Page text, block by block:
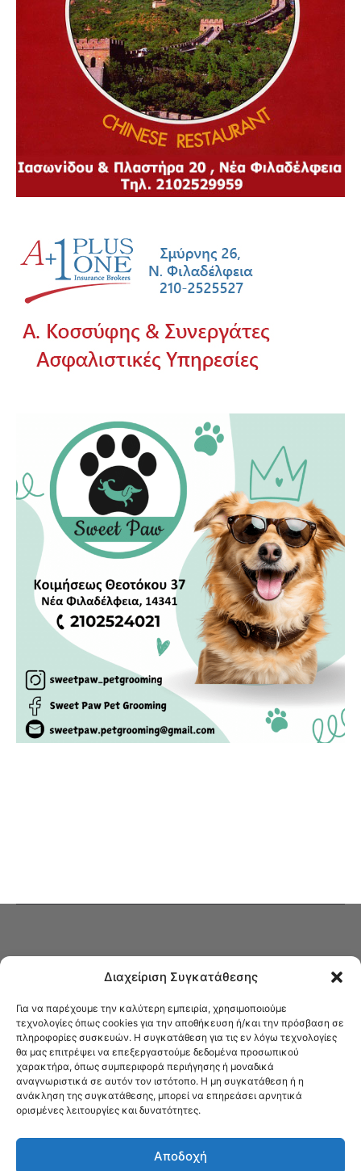
Διαχείριση Συγκατάθεσης
Για να παρέχουμε την καλύτερη εμπειρία, χρησιμοποιούμε
τεχνολογίες όπως cookies για την αποθήκευση ή/και την πρόσβαση σε
πληροφορίες συσκευών. Η συγκατάθεση για τις εν λόγω τεχνολογίες
θα μας επιτρέψει να επεξεργαστούμε δεδομένα προσωπικού
χαρακτήρα, όπως συμπεριφορά περιήγησης ή μοναδικά
αναγνωριστικά σε αυτόν τον ιστότοπο. Η μη συγκατάθεση ή η
ανάκληση της συγκατάθεσης, μπορεί να επηρεάσει αρνητικά
ορισμένες λειτουργίες και δυνατότητες.
Αποδοχή
Στο Καφενείο θα βρείτε όλες τις ειδήσεις που αφορούν την Νέα
Φιλαδέλφεια και τη Νέα Χαλκηδόνα, καυτή αρθρογραφία, καθώς και
όλα τα νέα που σας αφορούν.